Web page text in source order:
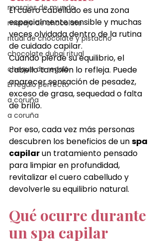
masajes de mundo
masaje de chocolate
ritual de chocolate y pistacho
chocolate dubai ritual
cheque de regalo
El regalo perfecto
a coruña
a coruña
El cuero cabelludo es una zona
especialmente sensible y muchas
veces olvidada dentro de la rutina
de cuidado capilar.
Cuando pierde su equilibrio, el
cabello también lo refleja. Puede
aparecer sensación de pesadez,
exceso de grasa, sequedad o falta
de brillo.
Por eso, cada vez más personas
descubren los beneficios de un spa
capilar un tratamiento pensado
para limpiar en profundidad,
revitalizar el cuero cabelludo y
devolverle su equilibrio natural.
Qué ocurre durante
un spa capilar